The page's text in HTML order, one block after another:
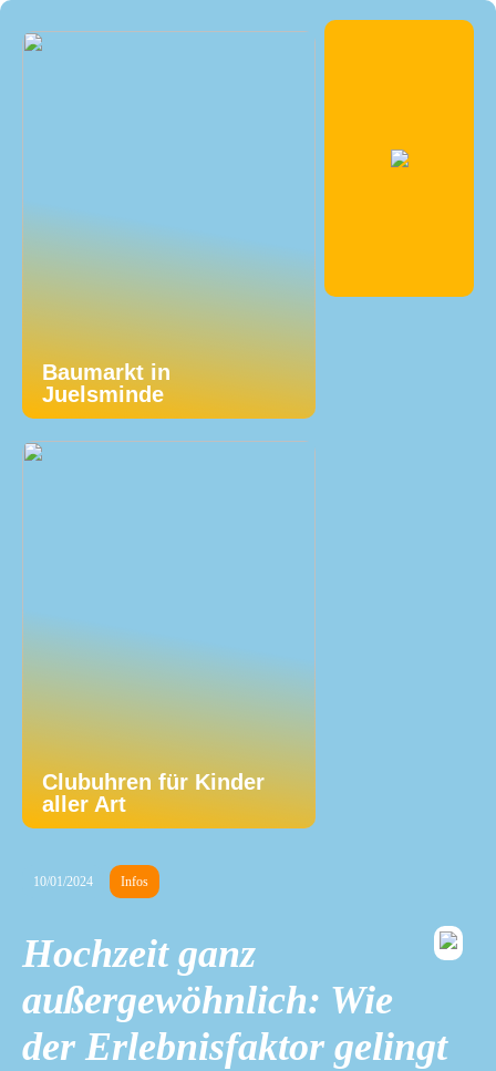
Baumarkt in
Juelsminde
Clubuhren für Kinder
aller Art
10/01/2024 Infos
Hochzeit ganz
außergewöhnlich: Wie
der Erlebnisfaktor gelingt